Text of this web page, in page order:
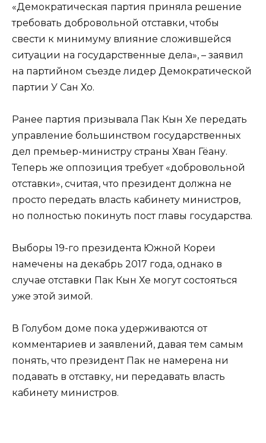
«Демократическая партия приняла решение
требовать добровольной отставки, чтобы
свести к минимуму влияние сложившейся
ситуации на государственные дела», – заявил
на партийном съезде лидер Демократической
партии У Сан Хо.
Ранее партия призывала Пак Кын Хе передать
управление большинством государственных
дел премьер-министру страны Хван Гёану.
Теперь же оппозиция требует «добровольной
отставки», считая, что президент должна не
просто передать власть кабинету министров,
но полностью покинуть пост главы государства.
Выборы 19-го президента Южной Кореи
намечены на декабрь 2017 года, однако в
случае отставки Пак Кын Хе могут состояться
уже этой зимой.
В Голубом доме пока удерживаются от
комментариев и заявлений, давая тем самым
понять, что президент Пак не намерена ни
подавать в отставку, ни передавать власть
кабинету министров.